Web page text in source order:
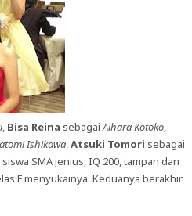
, Bisa Reina sebagaiAihara Kotoko,
Ishikawa,Atsuki Tomori sebagai
SMA jenius, IQ 200, tampan dan
F menyukainya. Keduanya berakhir